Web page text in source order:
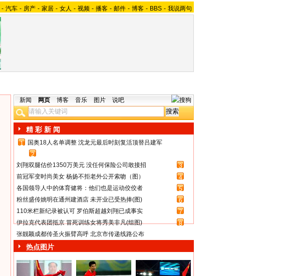
- 汽车 - 房产 - 家居 - 女人 - 视频 - 播客 - 邮件 - 博客 - BBS - 我说两句
新闻 网页 博客 音乐 图片 说吧
精 彩 新 闻
1
国奥18人名单调整 沈龙元最后时刻复活顶替吕建军
2
刘翔双腿估价1350万美元 没任何保险公司敢接招
3
前冠军变时尚美女 杨扬不拒老外公开索吻（图）
4
各国领导人中的体育健将：他们也是运动佼佼者
5
粉丝盛传姚明在通州建酒店 未开业已受热捧(图)
6
110米栏新纪录被认可 罗伯斯超越刘翔已成事实
7
伊拉克代表团抵京 冒死训练女将秀美非凡(组图)
8
张靓颖成都传圣火振臂高呼 北京市传递线路公布
热点图片